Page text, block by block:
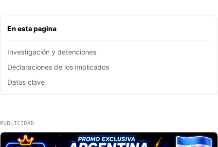
En esta pagina
Investigación y detenciones
Declaraciones de los implicados
Datos clave
PUBLICIDAD